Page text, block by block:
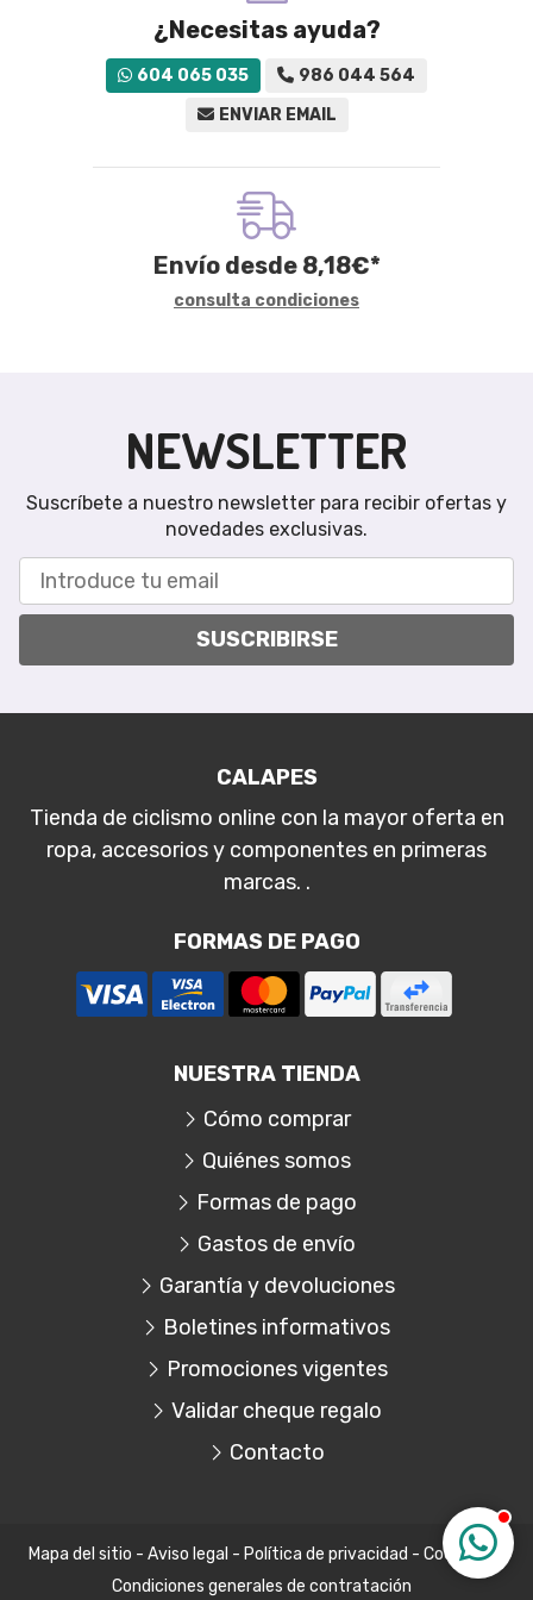
¿Necesitas ayuda?
604 065 035
986 044 564
ENVIAR EMAIL
Envío desde 8,18€*
consulta condiciones
NEWSLETTER
Suscríbete a nuestro newsletter para recibir ofertas y
novedades exclusivas.
SUSCRIBIRSE
CALAPES
Tienda de ciclismo online con la mayor oferta en
ropa, accesorios y componentes en primeras
marcas. .
FORMAS DE PAGO
NUESTRA TIENDA
Cómo comprar
Quiénes somos
Formas de pago
Gastos de envío
Garantía y devoluciones
Boletines informativos
Promociones vigentes
Validar cheque regalo
Contacto
Mapa del sitio - Aviso legal - Política de privacidad - Cookies-
Condiciones generales de contratación